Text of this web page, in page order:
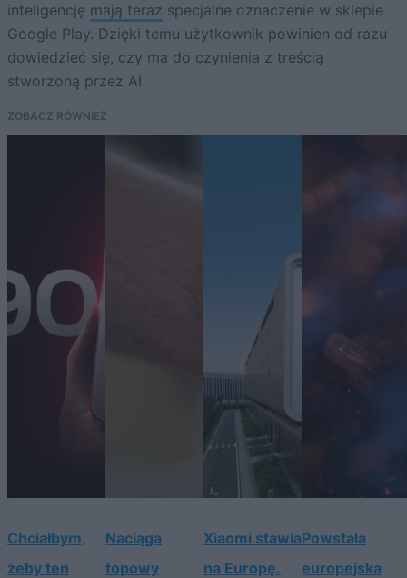
inteligencję mają teraz specjalne oznaczenie w sklepie
Google Play. Dzięki temu użytkownik powinien od razu
dowiedzieć się, czy ma do czynienia z treścią
stworzoną przez AI.
ZOBACZ RÓWNIEŻ
Chciałbym,
żeby ten
Naciąga
topowy
Xiaomi stawia
na Europę.
Powstała
europejska